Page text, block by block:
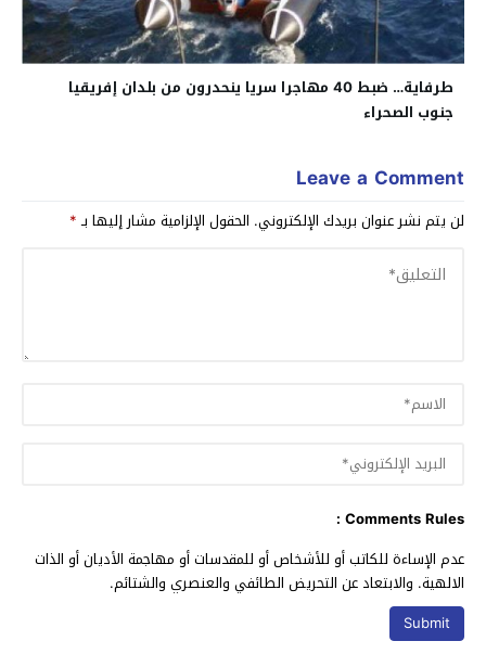
طرفاية… ضبط 40 مھاجرا سریا ینحدرون من بلدان إفریقیا
جنوب الصحراء
Leave a Comment
لن يتم نشر عنوان بريدك الإلكتروني. الحقول الإلزامية مشار إليها بـ*
Comments Rules :
عدم الإساءة للكاتب أو للأشخاص أو للمقدسات أو مهاجمة الأديان أو الذات
الالهية. والابتعاد عن التحريض الطائفي والعنصري والشتائم.